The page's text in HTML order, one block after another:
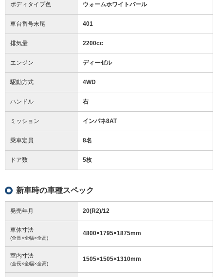
ボディタイプ色 ウォームホワイトパール
車台番号末尾 401
排気量 2200cc
エンジン ディーゼル
駆動方式 4WD
ハンドル 右
ミッション インパネ8AT
乗車定員 8名
ドア数 5枚
新車時の車種スペック
発売年月 20(R2)/12
車体寸法
(全長×全幅×全高)
4800×1795×1875mm
室内寸法
(全長×全幅×全高)
1505×1505×1310mm